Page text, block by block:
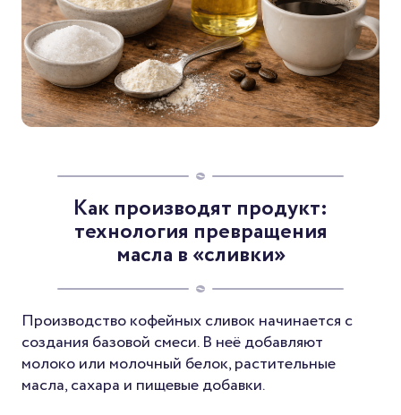
Как производят продукт:
технология превращения
масла в «сливки»
Производство кофейных сливок начинается с
создания базовой смеси. В неё добавляют
молоко или молочный белок, растительные
масла, сахара и пищевые добавки.